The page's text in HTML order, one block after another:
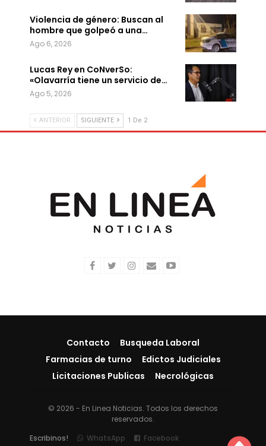
Violencia de género: Buscan al
hombre que golpeó a una…
Ago 6, 2026
Lucas Rey en CoNverSo:
«Olavarría tiene un servicio de…
Ago 5, 2026
ANTERIOR SIGUIENTE 1 De 2
Contacto
Busqueda Laboral
Farmacias de turno
Edictos Judiciales
Licitaciones Publicas
Necrológicas
© 2026 - En Linea Noticias. Todos los derechos
reservados.
Escribinos!
WhatsApp Facebook